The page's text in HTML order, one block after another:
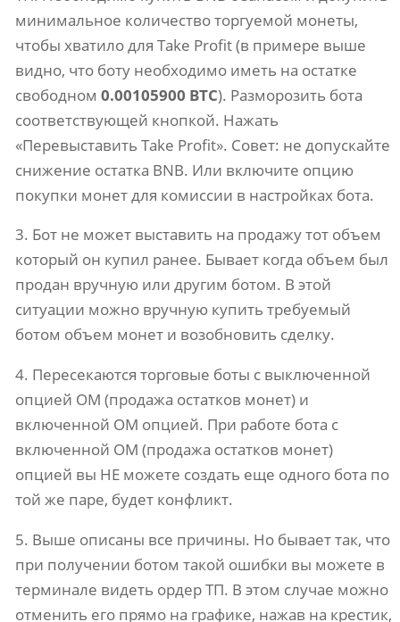
минимальное количество торгуемой монеты,
чтобы хватило для Take Profit (в примере выше
видно, что боту необходимо иметь на остатке
свободном 0.00105900 BTC). Разморозить бота
соответствующей кнопкой. Нажать
«Перевыставить Take Profit». Совет: не допускайте
снижение остатка BNB. Или включите опцию
покупки монет для комиссии в настройках бота.
3. Бот не может выставить на продажу тот объем
который он купил ранее. Бывает когда объем был
продан вручную или другим ботом. В этой
ситуации можно вручную купить требуемый
ботом объем монет и возобновить сделку.
4. Пересекаются торговые боты с выключенной
опцией ОМ (продажа остатков монет) и
включенной ОМ опцией. При работе бота с
включенной ОМ (продажа остатков монет)
опцией вы НЕ можете создать еще одного бота по
той же паре, будет конфликт.
5. Выше описаны все причины. Но бывает так, что
при получении ботом такой ошибки вы можете в
терминале видеть ордер ТП. В этом случае можно
отменить его прямо на графике, нажав на крестик,